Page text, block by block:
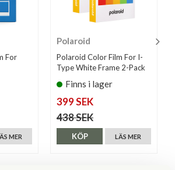
For
MER
Polaroid
Polaroid Color Film For I-
Type White Frame 2-Pack
Finns i lager
399 SEK
438 SEK
LÄS MER
KÖP